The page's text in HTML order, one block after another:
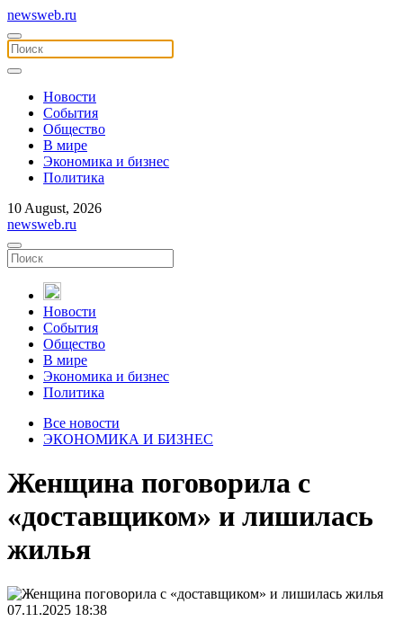
newsweb.ru
Новости
События
Общество
В мире
Экономика и бизнес
Политика
10 August, 2026
newsweb.ru
Новости
События
Общество
В мире
Экономика и бизнес
Политика
Все новости
ЭКОНОМИКА И БИЗНЕС
Женщина поговорила с
«доставщиком» и лишилась
жилья
07.11.2025 18:38